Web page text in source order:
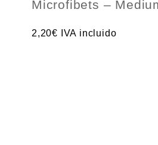
Microfibets –
2,20€ IVA incluido